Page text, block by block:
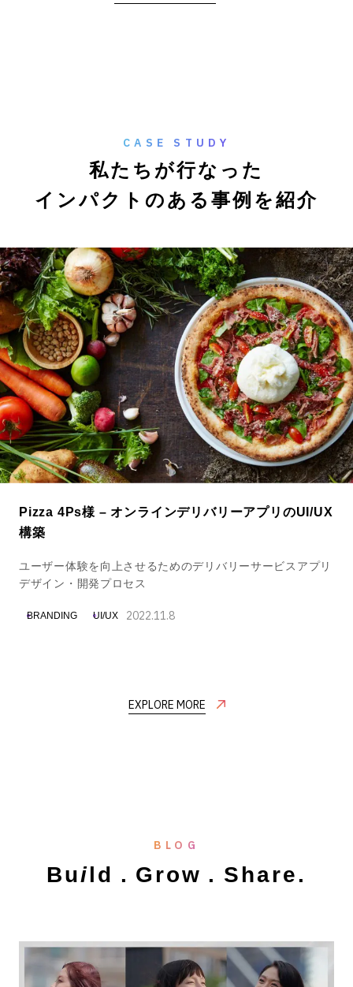
CASE STUDY
私た ち が行な っ た
イ ンパク ト のあ る 事例 を紹介
Pizza 4Ps様 – オンラインデリバリーアプリのUI/UX
構築
ユーザー体験を向上させるためのデリバリーサービスアプリ
デザイン・開発プロセス
BRANDING UI/UX 2022.11.8
EXPLORE MORE
BLOG
Build . Grow . Share.